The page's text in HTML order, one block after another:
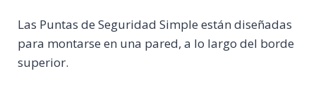
Las Puntas de Seguridad Simple están diseñadas
para montarse en una pared, a lo largo del borde
superior.